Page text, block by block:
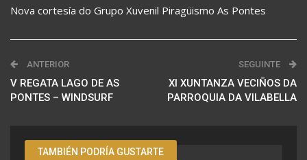
Nova cortesía do Grupo Xuvenil Piragüismo As Pontes
ANTERIOR
V REGATA LAGO DE AS
PONTES – WINDSURF
SEGUINTE
XI XUNTANZA VECIÑOS DA
PARROQUIA DA VILABELLA
TAMBIÉN PODRÍA GUSTARTE